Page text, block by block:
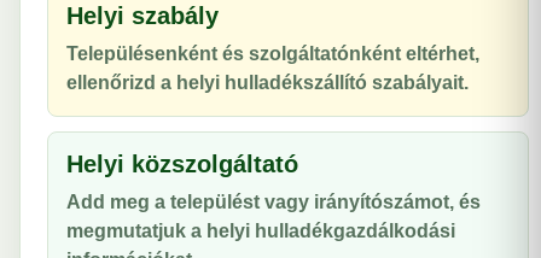
Helyi szabály
Településenként és szolgáltatónként eltérhet,
ellenőrizd a helyi hulladékszállító szabályait.
Helyi közszolgáltató
Add meg a települést vagy irányítószámot, és
megmutatjuk a helyi hulladékgazdálkodási